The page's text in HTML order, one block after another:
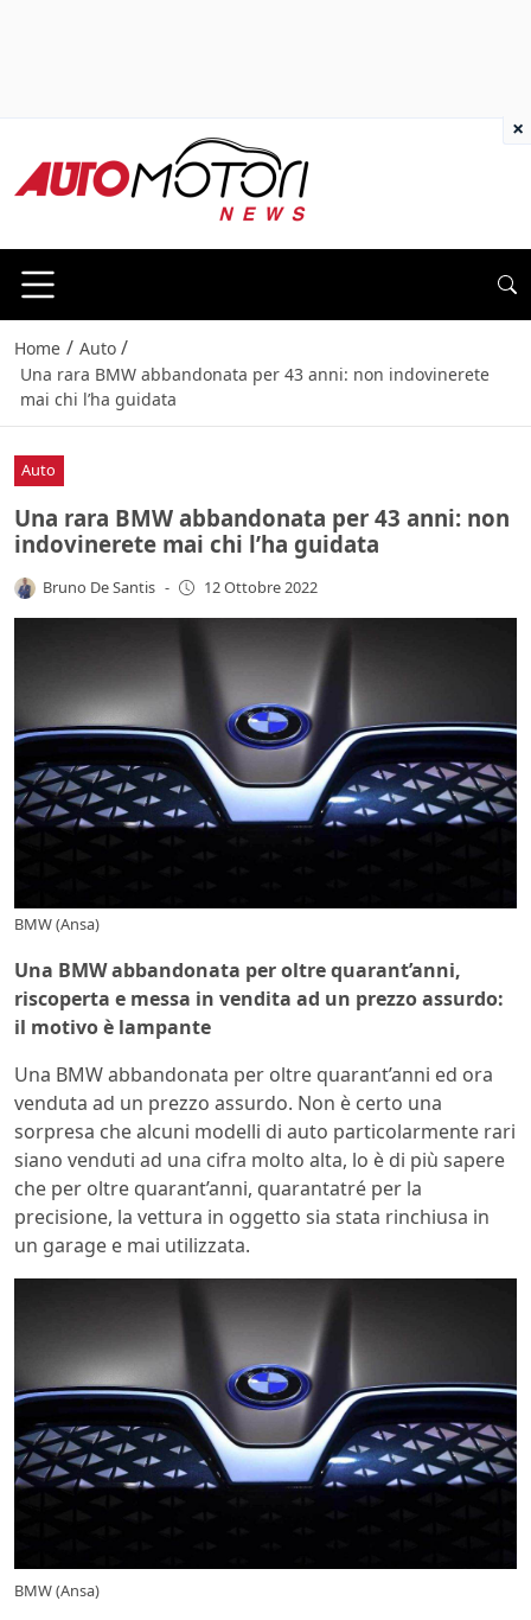
Home / Auto /
Una rara BMW abbandonata per 43 anni: non indovinerete
mai chi l’ha guidata
Auto
Una rara BMW abbandonata per 43 anni: non
indovinerete mai chi l’ha guidata
Bruno De Santis - 12 Ottobre 2022
BMW (Ansa)
Una BMW abbandonata per oltre quarant’anni,
riscoperta e messa in vendita ad un prezzo assurdo:
il motivo è lampante
Una BMW abbandonata per oltre quarant’anni ed ora
venduta ad un prezzo assurdo. Non è certo una
sorpresa che alcuni modelli di auto particolarmente rari
siano venduti ad una cifra molto alta, lo è di più sapere
che per oltre quarant’anni, quarantatré per la
precisione, la vettura in oggetto sia stata rinchiusa in
un garage e mai utilizzata.
BMW (Ansa)
×